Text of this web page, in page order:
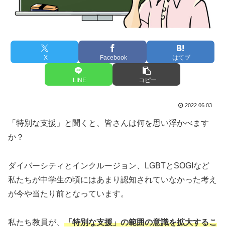
X Facebook はてブ
LINE コピー
2022.06.03
「特別な支援」と聞くと、皆さんは何を思い浮かべます
か？
ダイバーシティとインクルージョン、LGBTとSOGIなど
私たちが中学生の頃にはあまり認知されていなかった考え
が今や当たり前となっています。
私たち教員が、 「特別な支援」の範囲の意識を拡大するこ